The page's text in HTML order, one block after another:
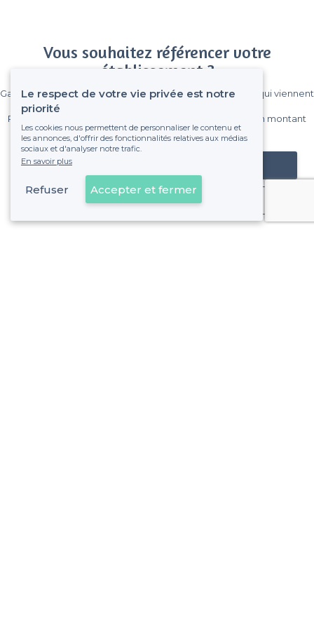
Vous souhaitez référencer votre
établissement ?
Gagnez de nombreux clients parmi le million de visiteurs qui viennent
Pas de commissions et sans engagement, vous payez un montant
fixe sans risque de voir déraper la facture.
Référencer mon établissement
Déjà client
Le respect de votre vie privée est notre
priorité
Les cookies nous permettent de personnaliser le contenu et
les annonces, d'offrir des fonctionnalités relatives aux médias
sociaux et d'analyser notre trafic.
En savoir plus
Refuser Accepter et fermer